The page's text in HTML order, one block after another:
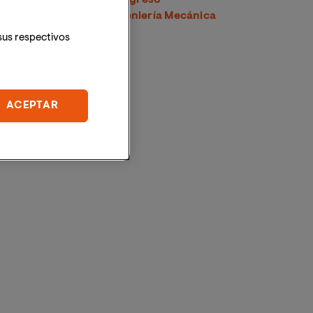
Latinoamericano de Ingeniería Mecánica
respectivos
ACEPTAR